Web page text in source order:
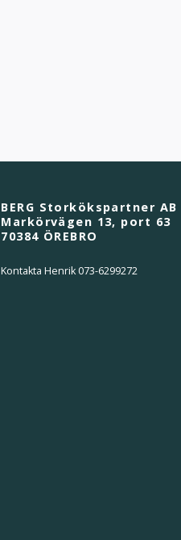
BERG Storkökspartner AB
Markörvägen 13, port 63
70384 ÖREBRO
Kontakta Henrik 073-6299272